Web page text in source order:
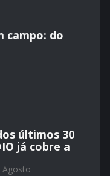
campo: do
últimos 30
já cobre a
Agosto